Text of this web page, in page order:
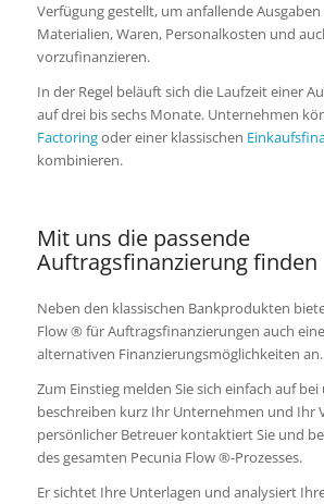
Verfügung gestellt, um anfallende
Materialien, Waren, Personalkosten und
vorzu­finanzieren.
In der Regel beläuft sich die Laufzeit einer
auf drei bis sechs Monate. Unter­nehmen
Factoringoder einer klassischen
kombinieren.
Mit uns die passende
Auftragsfinanzierung finden
Neben den klassischen Bankprodukten
Flow ® für Auftragsfinanzierungen auch
alternativen Finanzierungsmöglichkeiten an.
Zum Einstieg melden Sie sich einfach auf
beschreiben kurz Ihr Unternehmen und Ihr
persönlicher Betreuer kontaktiert Sie und
des gesamten Pecunia Flow ®-Prozesses.
Er sichtet Ihre Unterlagen und analysiert